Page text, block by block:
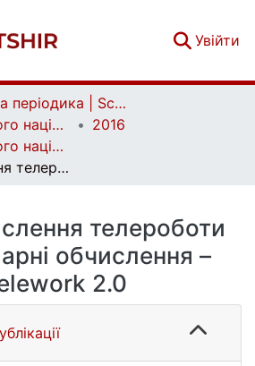
Увійти
Наукова періодика | Scientific periodicals
Вісник Київського національного університету імені Тараса Шевченка. Економіка | Bulletin of Taras Shevchenko National University of Kyiv. Economics
2016
Вісник Київського національного університету імені Тараса Шевченка. Економіка. Випуск 11 (188)
Переосмислення телероботи через хмарні обчислення – Telework 2.0
телероботи
обчислення –
2.0